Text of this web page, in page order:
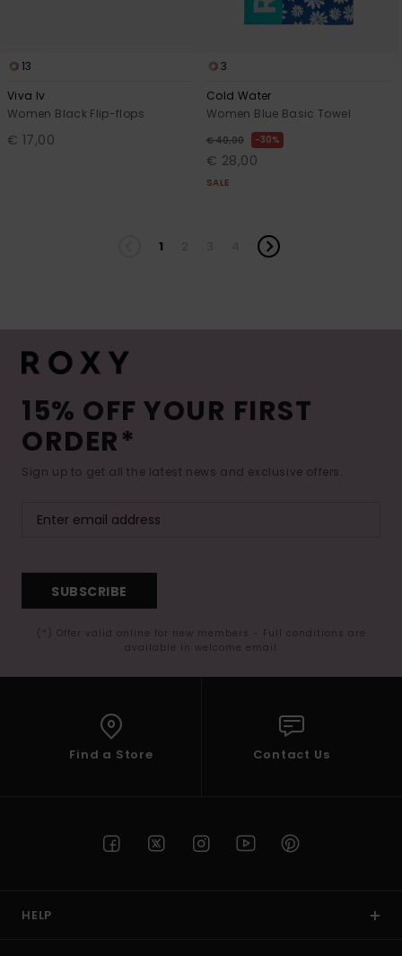
13
Viva Iv
Women Black Flip-flops
€ 17,00
3
Cold Water
Women Blue Basic Towel
€ 40,00 30%
€ 28,00
SALE
1
15% OFF YOUR FIRST
ORDER*
Sign up to get all the latest news and exclusive offers.
SUBSCRIBE
(*) Offer valid online for new members - Full conditions are
available in welcome email
Find a Store Contact Us
HELP